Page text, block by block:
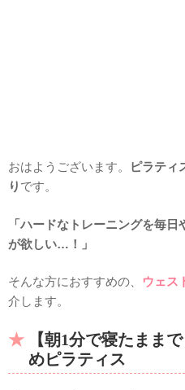
おはようございます。
ピラティ
り です。
「ハードなトレーニングを毎
が欲しい…！」
そんな方におすすめの、 ウェス
介します。
【朝1分で寝たまま
めピラティス